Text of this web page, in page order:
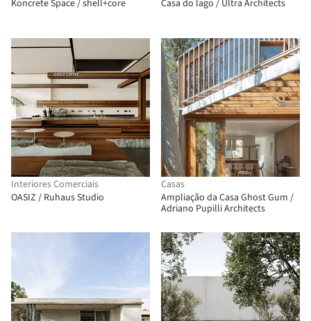
Koncrete Space / shell+core
Casa do lago / Ultra Architects
Interiores Comerciais
OASIZ / Ruhaus Studio
Casas
Ampliação da Casa Ghost Gum /
Adriano Pupilli Architects